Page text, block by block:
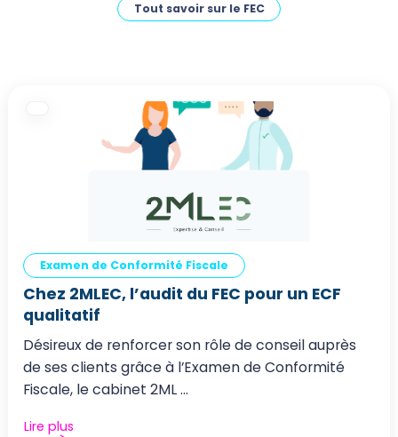
Tout savoir sur le FEC
Examen de Conformité Fiscale
Chez 2MLEC, l’audit du FEC pour un ECF
qualitatif
Désireux de renforcer son rôle de conseil auprès
de ses clients grâce à l’Examen de Conformité
Fiscale, le cabinet 2ML ...
Lire plus